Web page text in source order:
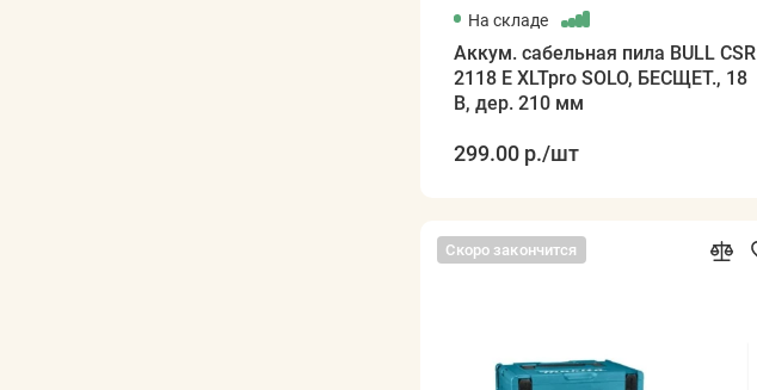
На складе
Аккум. сабельная пила BULL CSR
2118 E XLTpro SOLO, БЕСЩЕТ., 18
В, дер. 210 мм
299.00 р./шт
Скоро закончится